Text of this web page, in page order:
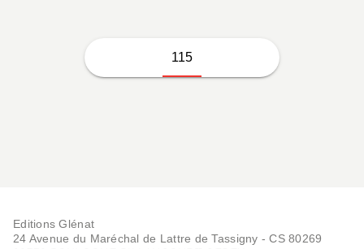
115
Editions Glénat
24 Avenue du Maréchal de Lattre de Tassigny - CS 80269